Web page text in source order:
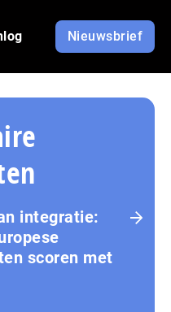
Nieuwsbrief
integratie:
scoren met